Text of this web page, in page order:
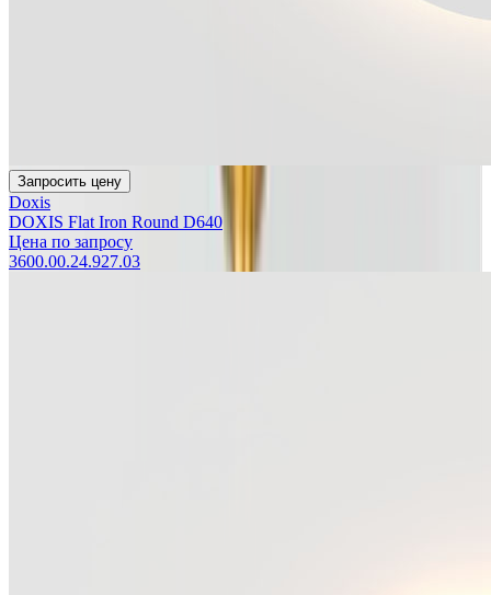
Запросить цену
Doxis
DOXIS Flat Iron Round D640
Цена по запросу
3600.00.24.927.03